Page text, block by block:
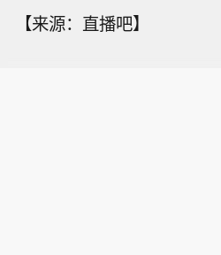
【来源：直播吧】